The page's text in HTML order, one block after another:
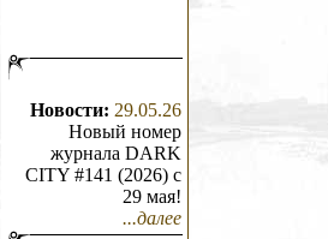
Новости: 29.05.26
Новый номер
журнала DARK
CITY #141 (2026) c
29 мая!
...далее